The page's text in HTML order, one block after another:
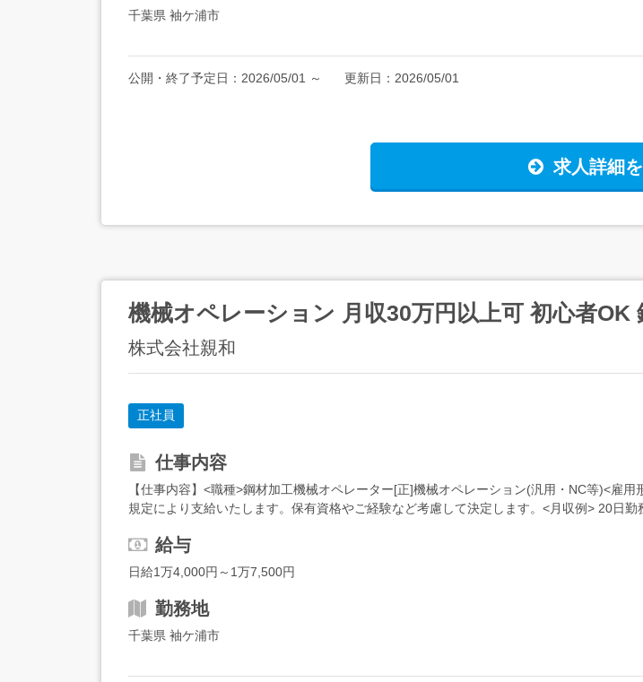
千葉県 袖ケ浦市
公開・終了予定日： 2026/05/01 ～ 更新日： 2026/05/01
求人詳細
機械オペレーション 月収30万円以上可 初心者OK
株式会社親和
正社員
仕事内容
【仕事内容】<職種>鋼材加工機械オペレーター[正]機械オペレーション(汎用・NC等)<雇
規定により支給いたします。保有資格やご経験など考慮して決定します。<月収例> 20日
給与
日給1万4,000円～1万7,500円
勤務地
千葉県 袖ケ浦市